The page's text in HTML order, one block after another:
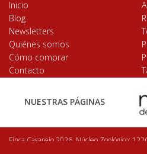
Inicio
Blog
Newsletters
Quiénes somos
Cómo comprar
Contacto
NUESTRAS PÁGINAS
Finca Casarejo 2026. Núcleo Zoológico: